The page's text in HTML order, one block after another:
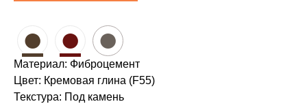
● ● ●
Материал: Фиброцемент
Цвет: Кремовая глина (F55)
Текстура: Под камень